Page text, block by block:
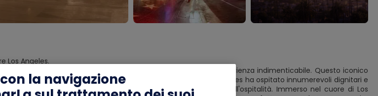
Los Angeles.
al The Biltmore Los Angeles, ponendo le basi per un'esperienza indimenticabile. Questo iconico
e raffinatezza negli ultimi 100 anni. Dal 1923, il Biltmore Los Angeles ha ospitato innumerevoli dignitari e
F. Kennedy ai Beatles, rendendolo una leggenda nel mondo dell'ospitalità. Immerso nel cuore di Los
la navigazione